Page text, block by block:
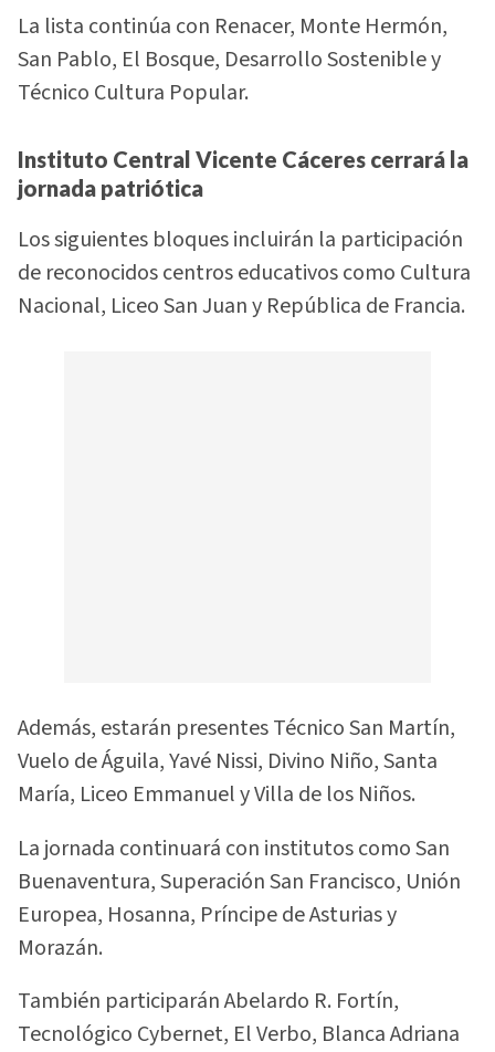
La lista continúa con Renacer, Monte Hermón,
San Pablo, El Bosque, Desarrollo Sostenible y
Técnico Cultura Popular.
Instituto Central Vicente Cáceres cerrará la
jornada patriótica
Los siguientes bloques incluirán la participación
de reconocidos centros educativos como Cultura
Nacional, Liceo San Juan y República de Francia.
Además, estarán presentes Técnico San Martín,
Vuelo de Águila, Yavé Nissi, Divino Niño, Santa
María, Liceo Emmanuel y Villa de los Niños.
La jornada continuará con institutos como San
Buenaventura, Superación San Francisco, Unión
Europea, Hosanna, Príncipe de Asturias y
Morazán.
También participarán Abelardo R. Fortín,
Tecnológico Cybernet, El Verbo, Blanca Adriana